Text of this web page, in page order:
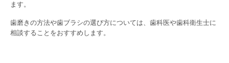
ます。
歯磨きの方法や歯ブラシの選び方については、歯科医や歯科衛生士に
相談することをおすすめします。